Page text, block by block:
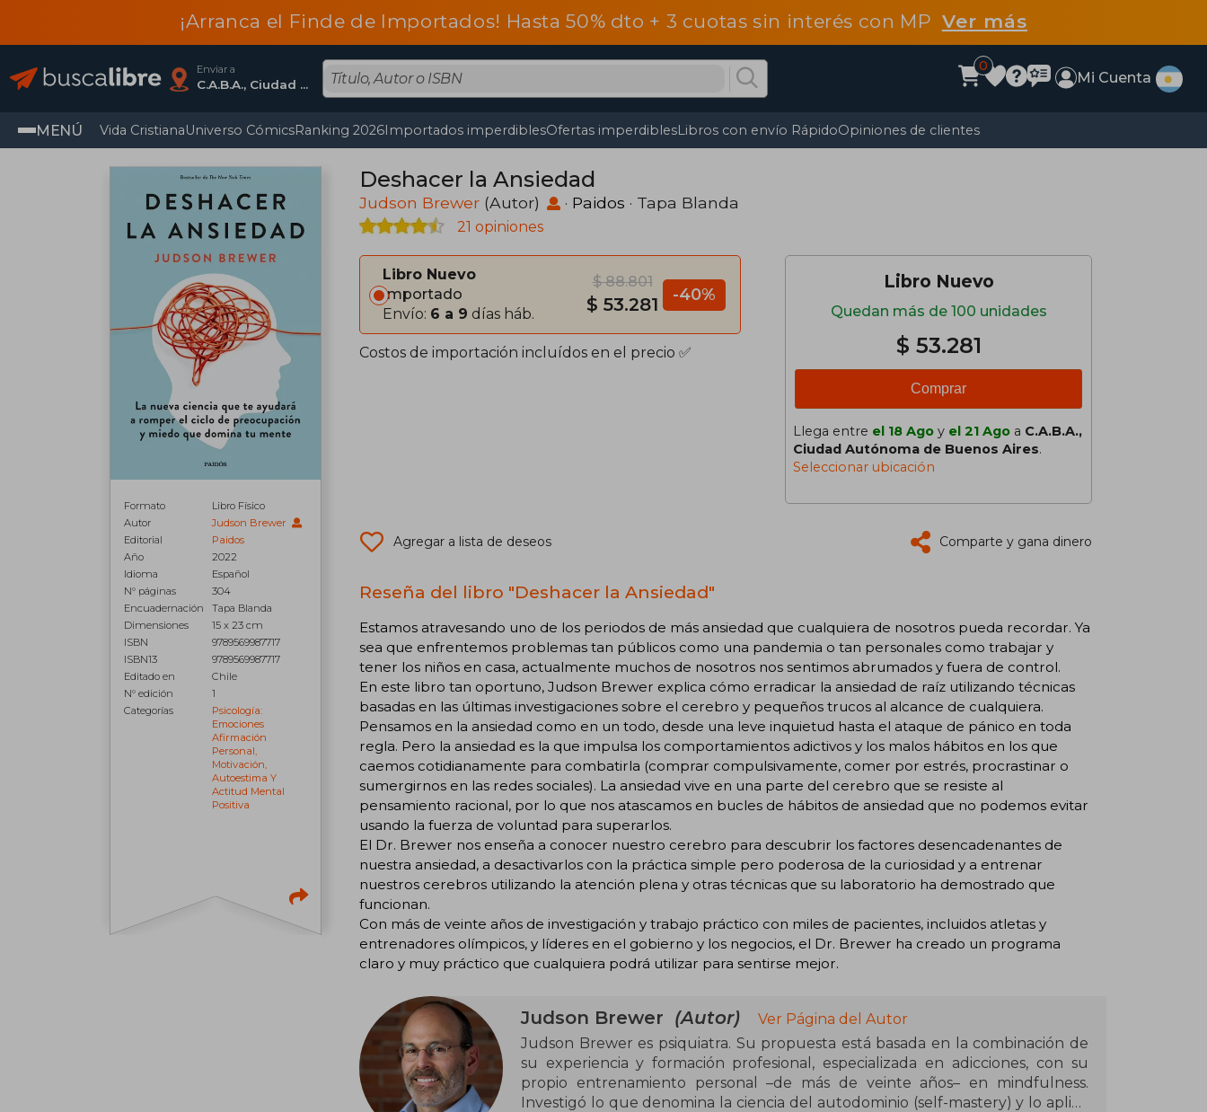
¡Arranca el Finde de Importados! Hasta 50% dto + 3 cuotas sin interés con MP Ver más
Enviar a
C.A.B.A., Ciudad Autónoma De Buenos Aires
0
Mi Cuenta
MENÚ Vida CristianaUniverso CómicsRanking 2026Importados imperdiblesOfertas imperdiblesLibros con envío RápidoOpiniones de clientes
Formato
Libro Físico
Autor
Judson Brewer
Editorial
Paidos
Año
2022
Idioma
Español
N° páginas
304
Encuadernación
Tapa Blanda
Dimensiones
15 x 23 cm
ISBN
9789569987717
ISBN13
9789569987717
Editado en
Chile
N° edición
1
Categorías
Psicología:
Emociones
Afirmación
Personal,
Motivación,
Autoestima Y
Actitud Mental
Positiva
Deshacer la Ansiedad
Judson Brewer (Autor) · Paidos · Tapa Blanda
21 opiniones
Libro Nuevo
Importado
Envío: 6 a 9 días háb.
$ 88.801
$ 53.281 -40%
Costos de importación incluídos en el precio ✅
Libro Nuevo
Quedan más de 100 unidades
$ 53.281
Comprar
Llega entre el 18 Ago y el 21 Ago a C.A.B.A.,
Ciudad Autónoma de Buenos Aires.
Seleccionar ubicación
Agregar a lista de deseos Comparte y gana dinero
Reseña del libro "Deshacer la Ansiedad"
Estamos atravesando uno de los periodos de más ansiedad que cualquiera de nosotros pueda recordar. Ya
sea que enfrentemos problemas tan públicos como una pandemia o tan personales como trabajar y
tener los niños en casa, actualmente muchos de nosotros nos sentimos abrumados y fuera de control.
En este libro tan oportuno, Judson Brewer explica cómo erradicar la ansiedad de raíz utilizando técnicas
basadas en las últimas investigaciones sobre el cerebro y pequeños trucos al alcance de cualquiera.
Pensamos en la ansiedad como en un todo, desde una leve inquietud hasta el ataque de pánico en toda
regla. Pero la ansiedad es la que impulsa los comportamientos adictivos y los malos hábitos en los que
caemos cotidianamente para combatirla (comprar compulsivamente, comer por estrés, procrastinar o
sumergirnos en las redes sociales). La ansiedad vive en una parte del cerebro que se resiste al
pensamiento racional, por lo que nos atascamos en bucles de hábitos de ansiedad que no podemos evitar
usando la fuerza de voluntad para superarlos.
El Dr. Brewer nos enseña a conocer nuestro cerebro para descubrir los factores desencadenantes de
nuestra ansiedad, a desactivarlos con la práctica simple pero poderosa de la curiosidad y a entrenar
nuestros cerebros utilizando la atención plena y otras técnicas que su laboratorio ha demostrado que
funcionan.
Con más de veinte años de investigación y trabajo práctico con miles de pacientes, incluidos atletas y
entrenadores olímpicos, y líderes en el gobierno y los negocios, el Dr. Brewer ha creado un programa
claro y muy práctico que cualquiera podrá utilizar para sentirse mejor.
Judson Brewer (Autor)
Ver Página del Autor
Judson Brewer es psiquiatra. Su propuesta está basada en la combinación de
su experiencia y formación profesional, especializada en adicciones, con su
propio entrenamiento personal –de más de veinte años– en mindfulness.
Investigó lo que denomina la ciencia del autodominio (self-mastery) y lo aplicó